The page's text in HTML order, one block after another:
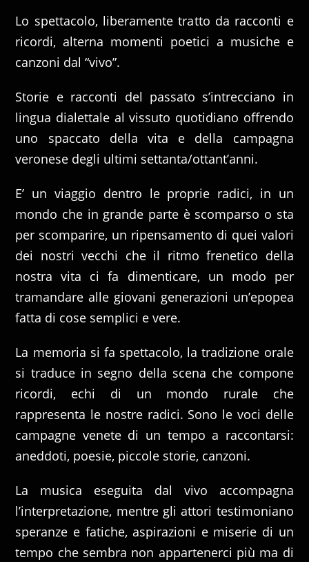
Lo spettacolo, liberamente tratto da racconti e
ricordi, alterna momenti poetici a musiche e
canzoni dal “vivo”.
Storie e racconti del passato s’intrecciano in
lingua dialettale al vissuto quotidiano offrendo
uno spaccato della vita e della campagna
veronese degli ultimi settanta/ottant’anni.
E’ un viaggio dentro le proprie radici, in un
mondo che in grande parte è scomparso o sta
per scomparire, un ripensamento di quei valori
dei nostri vecchi che il ritmo frenetico della
nostra vita ci fa dimenticare, un modo per
tramandare alle giovani generazioni un’epopea
fatta di cose semplici e vere.
La memoria si fa spettacolo, la tradizione orale
si traduce in segno della scena che compone
ricordi, echi di un mondo rurale che
rappresenta le nostre radici. Sono le voci delle
campagne venete di un tempo a raccontarsi:
aneddoti, poesie, piccole storie, canzoni.
La musica eseguita dal vivo accompagna
l’interpretazione, mentre gli attori testimoniano
speranze e fatiche, aspirazioni e miserie di un
tempo che sembra non appartenerci più ma di